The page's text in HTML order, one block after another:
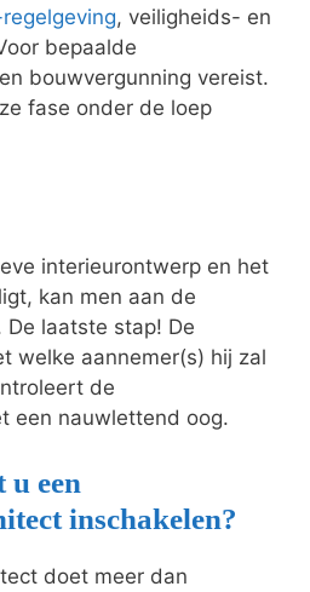
regelgeving, veiligheids- en
bepaalde
bouwvergunning vereist.
fase onder de loep
interieurontwerp en het
kan men aan de
laatste stap! De
welke aannemer(s) hij zal
de
een nauwlettend oog.
een
inschakelen?
doet meer dan